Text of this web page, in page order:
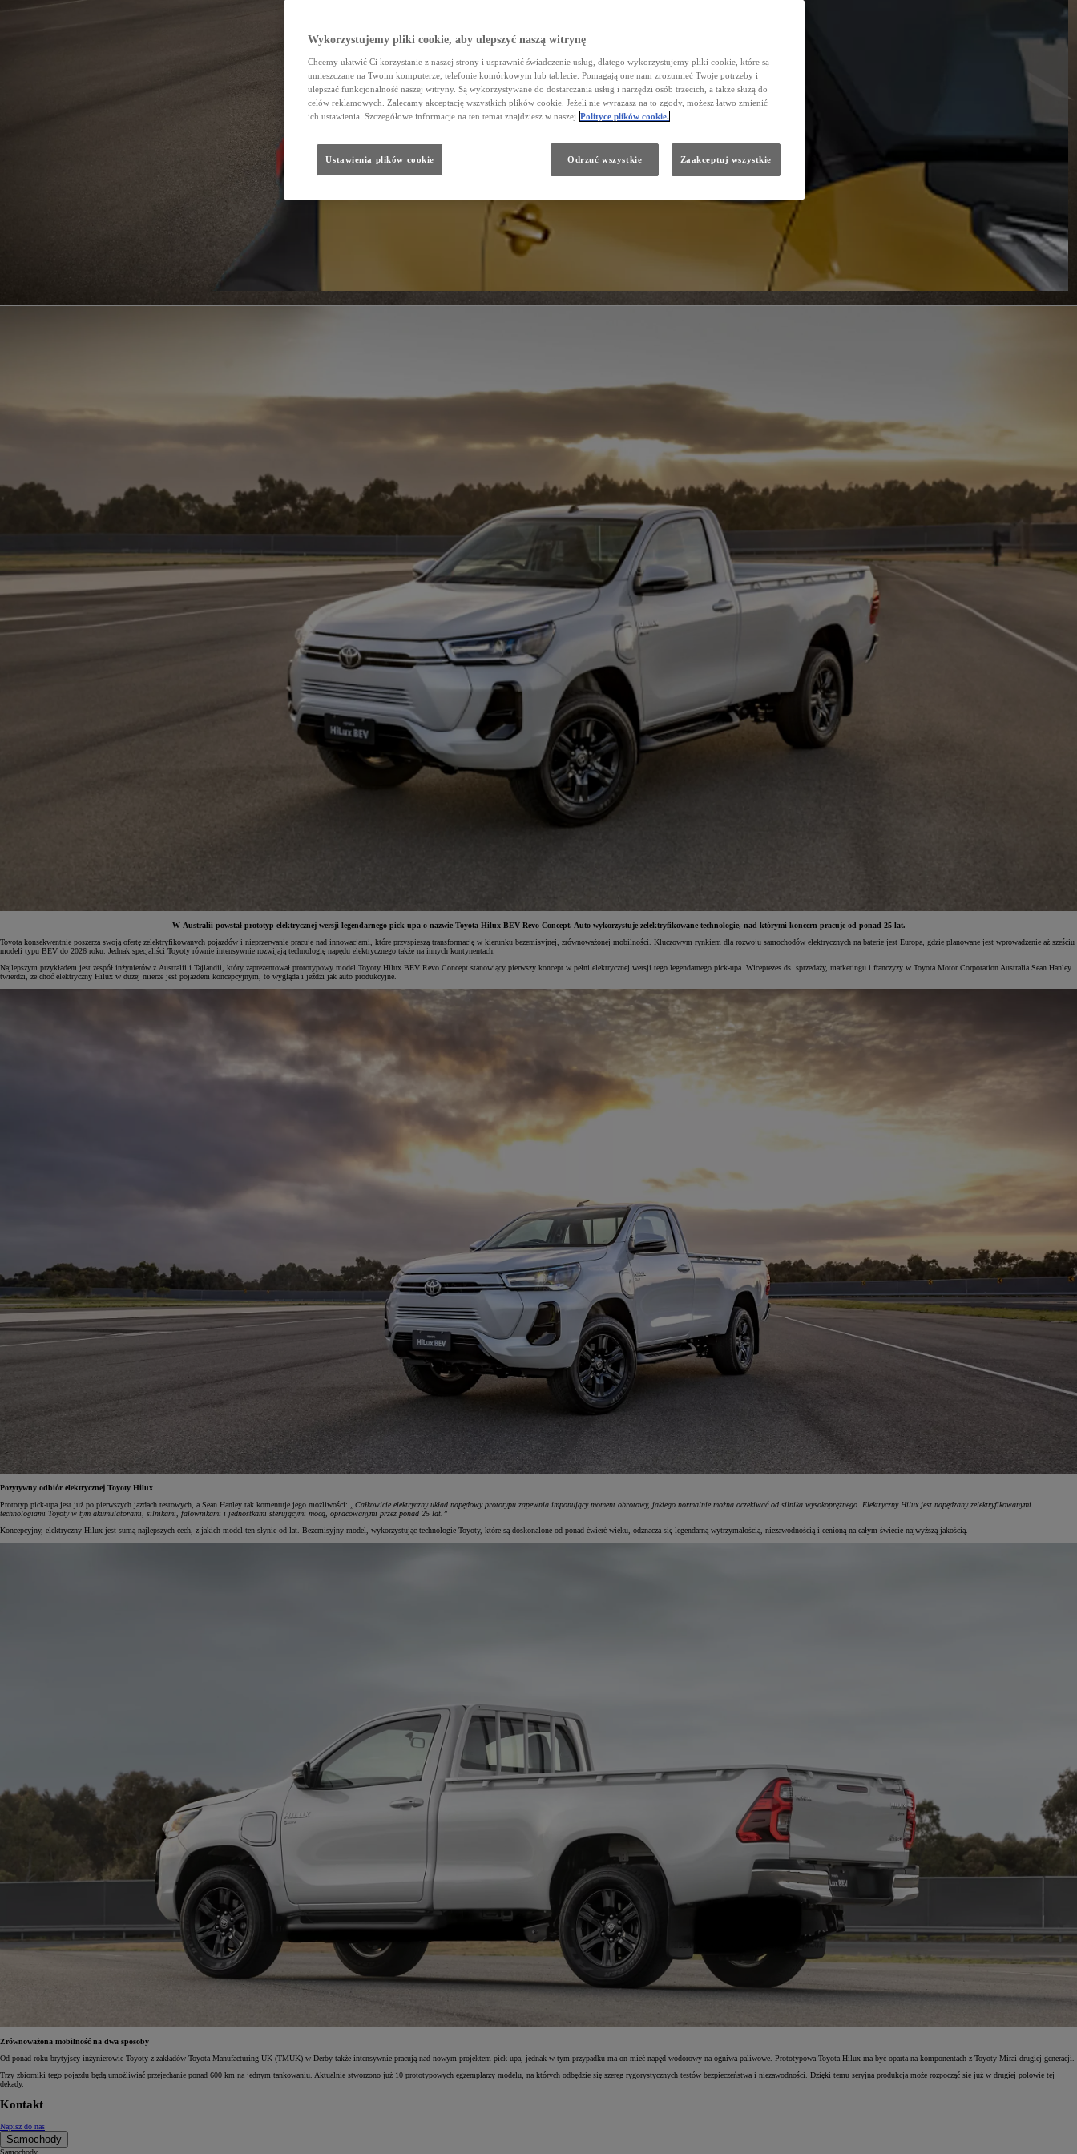
Od81 900 zł
Yaris Cross
W Australii powstał prototyp elektrycznej wersji legendarnego pick-upa o nazwie Toyota Hilux BEV Revo Concept. Auto wykorzystuje zelektryfikowane technologie, nad którymi koncern pracuje od ponad 25 lat.
Toyota konsekwentnie poszerza swoją ofertę zelektryfikowanych pojazdów i nieprzerwanie pracuje nad innowacjami, które przyspieszą transformację w kierunku bezemisyjnej, zrównoważonej mobilności. Kluczowym rynkiem dla rozwoju samochodów elektrycznych na baterie jest Europa, gdzie planowane jest wprowadzenie aż sześciu
modeli typu BEV do 2026 roku. Jednak specjaliści Toyoty równie intensywnie rozwijają technologię napędu elektrycznego także na innych kontynentach.
Najlepszym przykładem jest zespół inżynierów z Australii i Tajlandii, który zaprezentował prototypowy model Toyoty Hilux BEV Revo Concept stanowiący pierwszy koncept w pełni elektrycznej wersji tego legendarnego pick-upa. Wiceprezes ds. sprzedaży, marketingu i franczyzy w Toyota Motor Corporation Australia Sean Hanley
twierdzi, że choć elektryczny Hilux w dużej mierze jest pojazdem koncepcyjnym, to wygląda i jeździ jak auto produkcyjne.
Pozytywny odbiór elektrycznej Toyoty Hilux
Prototyp pick-upa jest już po pierwszych jazdach testowych, a Sean Hanley tak komentuje jego możliwości:
„Całkowicie elektryczny układ napędowy prototypu zapewnia imponujący moment obrotowy, jakiego normalnie można oczekiwać od silnika wysokoprężnego. Elektryczny Hilux jest napędzany zelektryfikowanymi
technologiami Toyoty w tym akumulatorami, silnikami, falownikami i jednostkami sterującymi mocą, opracowanymi przez ponad 25 lat.”
Koncepcyjny, elektryczny Hilux jest sumą najlepszych cech, z jakich model ten słynie od lat. Bezemisyjny model, wykorzystując technologie Toyoty, które są doskonalone od ponad ćwierć wieku, odznacza się legendarną wytrzymałością, niezawodnością i cenioną na całym świecie najwyższą jakością.
Zrównoważona mobilność na dwa sposoby
Od ponad roku brytyjscy inżynierowie Toyoty z zakładów Toyota Manufacturing UK (TMUK) w Derby także intensywnie pracują nad nowym projektem pick-upa, jednak w tym przypadku ma on mieć napęd wodorowy na ogniwa paliwowe. Prototypowa Toyota Hilux ma być oparta na komponentach z Toyoty Mirai drugiej generacji.
Trzy zbiorniki tego pojazdu będą umożliwiać przejechanie ponad 600 km na jednym tankowaniu. Aktualnie stworzono już 10 prototypowych egzemplarzy modelu, na których odbędzie się szereg rygorystycznych testów bezpieczeństwa i niezawodności. Dzięki temu seryjna produkcja może rozpocząć się już w drugiej połowie tej
dekady.
Kontakt
Napisz do nas
Samochody
Samochody
Wykorzystujemy pliki cookie, aby ulepszyć naszą witrynę
Chcemy ułatwić Ci korzystanie z naszej strony i usprawnić świadczenie usług, dlatego wykorzystujemy pliki cookie, które są
umieszczane na Twoim komputerze, telefonie komórkowym lub tablecie. Pomagają one nam zrozumieć Twoje potrzeby i
ulepszać funkcjonalność naszej witryny. Są wykorzystywane do dostarczania usług i narzędzi osób trzecich, a także służą do
celów reklamowych. Zalecamy akceptację wszystkich plików cookie. Jeżeli nie wyrażasz na to zgody, możesz łatwo zmienić
ich ustawienia. Szczegółowe informacje na ten temat znajdziesz w naszej Polityce plików cookie.
Ustawienia plików cookie Odrzuć wszystkie Zaakceptuj wszystkie